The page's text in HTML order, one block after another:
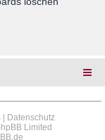
|
Datenschutz
Limited